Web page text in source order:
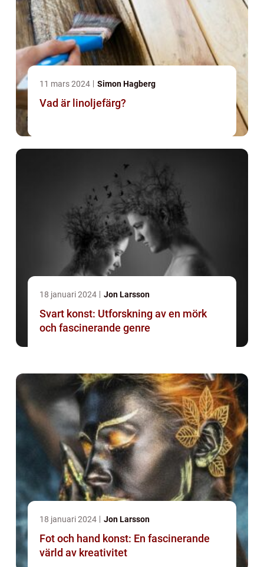
11 mars 2024 Simon Hagberg
Vad är linoljefärg?
18 januari 2024 Jon Larsson
Svart konst: Utforskning av en mörk
och fascinerande genre
18 januari 2024 Jon Larsson
Fot och hand konst: En fascinerande
värld av kreativitet